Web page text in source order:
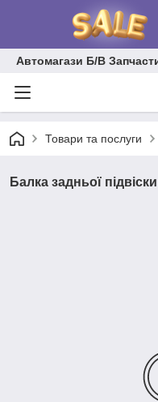
Автомагази Б/В
Товари та послуги
Балка задньої